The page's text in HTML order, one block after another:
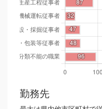
勤務先